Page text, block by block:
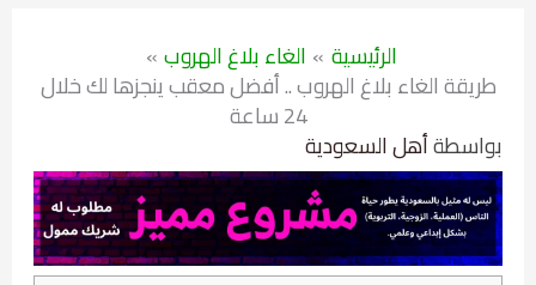
الرئيسية الغاء بلاغ الهروب
طريقة الغاء بلاغ الهروب .. أفضل معقب ينجزها لك خلال
24 ساعة
بواسطةأهل السعودية